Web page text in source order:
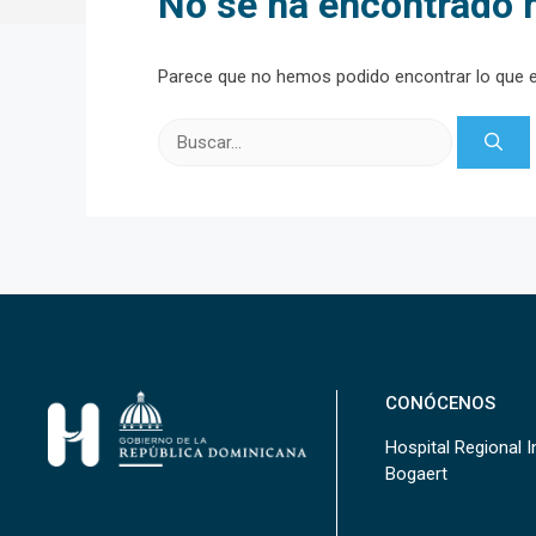
Parece que no hemos podido encontrar lo que
CONÓCENOS
Hospital Regional
Bogaert